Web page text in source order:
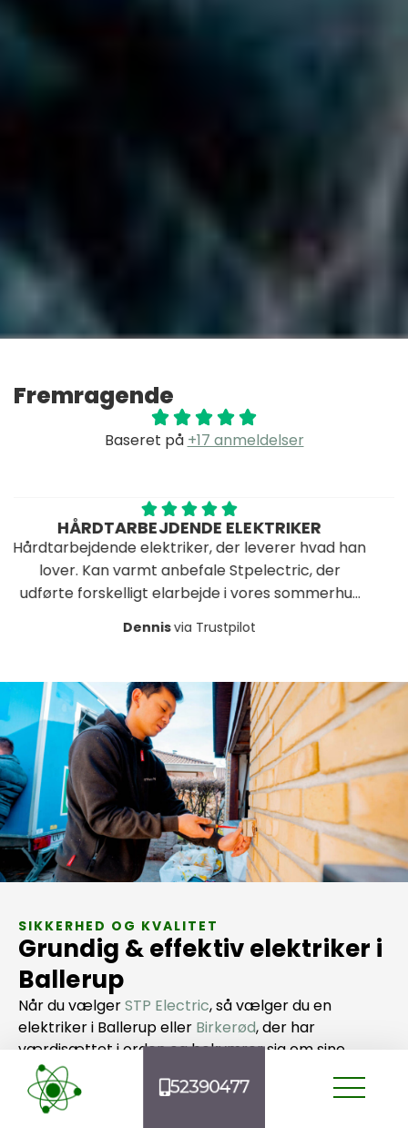
52390477
Fremragende
Baseret på +17 anmeldelser
ELEKTRIKER
elektriker, der leverer hvad han
anbefale Stpelectric, der
elarbejde i vores sommerhus
via Trustpilot
Stamp er
kanont stykke
på sine aftaler
opgaver hvor
SIKKERHED OG KVALITET
Grundig & effektiv elektriker i
Ballerup
Når du vælgerSTP Electric, så vælger du en
elektriker i Ballerup eller Birkerød, der har
værdisættet i orden og bekymrer sig om sine
kunder. Vores vigtigste nøgleværdi har siden dag ét
været grundighed.